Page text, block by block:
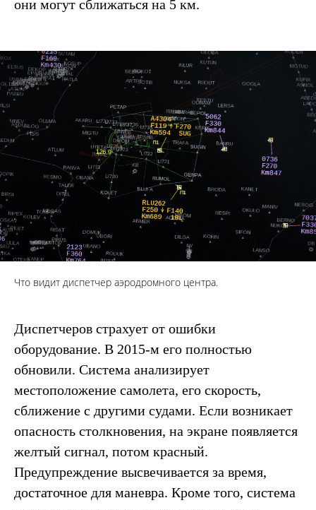
они могут сближаться на 5 км.
Что видит диспетчер аэродромного центра.
Диспетчеров страхует от ошибки
оборудование. В 2015-м его полностью
обновили. Система анализирует
местоположение самолета, его скорость,
сближение с другими судами. Если возникает
опасность столкновения, на экране появляется
желтый сигнал, потом красный.
Предупреждение высвечивается за время,
достаточное для маневра. Кроме того, система